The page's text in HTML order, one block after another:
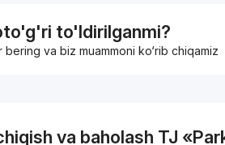
to'ldirilganmi?
bering va biz muammoni ko‘rib chiqamiz
va baholash TJ